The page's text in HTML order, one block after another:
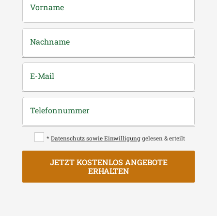
Vorname
Nachname
E-Mail
Telefonnummer
* Datenschutz sowie Einwilligung gelesen & erteilt
JETZT KOSTENLOS ANGEBOTE
ERHALTEN